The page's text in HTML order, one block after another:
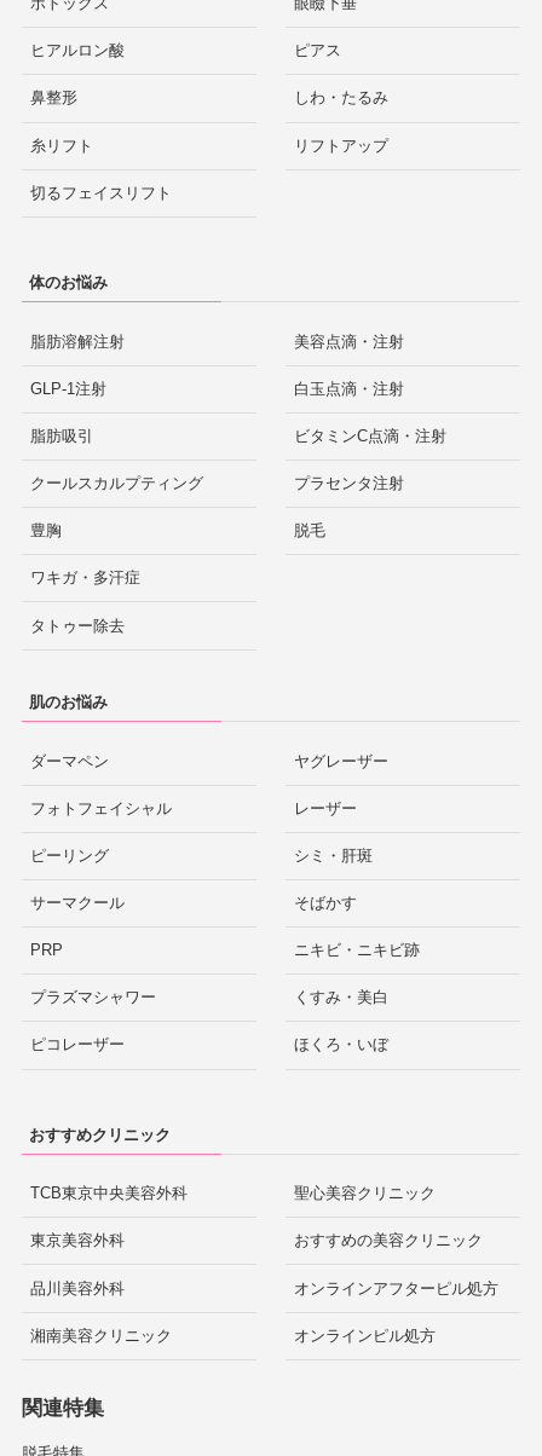
ヒアルロン酸
鼻整形
糸リフト
切るフェイスリフト
ピアス
しわ・たるみ
リフトアップ
体のお悩み
脂肪溶解注射
GLP-1注射
脂肪吸引
クールスカルプティング
豊胸
ワキガ・多汗症
タトゥー除去
美容点滴・注射
白玉点滴・注射
ビタミンC点滴・注射
プラセンタ注射
脱毛
肌のお悩み
ダーマペン
フォトフェイシャル
ピーリング
サーマクール
PRP
プラズマシャワー
ピコレーザー
ヤグレーザー
レーザー
シミ・肝斑
そばかす
ニキビ・ニキビ跡
くすみ・美白
ほくろ・いぼ
おすすめクリニック
TCB東京中央美容外科
東京美容外科
品川美容外科
湘南美容クリニック
聖心美容クリニック
おすすめの美容クリニック
オンラインアフターピル処方
オンラインピル処方
関連特集